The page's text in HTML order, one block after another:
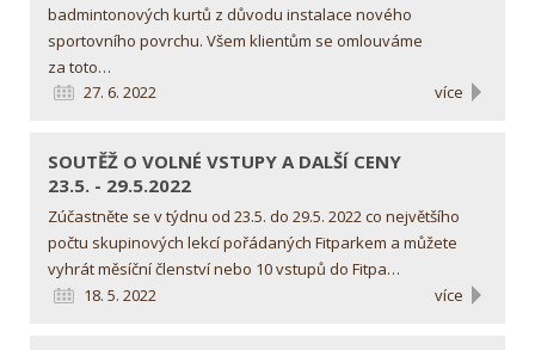
badmintonových kurtů z důvodu instalace nového
sportovního povrchu. Všem klientům se omlouváme
za toto…
27. 6. 2022
více
SOUTĚŽ O VOLNÉ VSTUPY A DALŠÍ CENY
23.5. - 29.5.2022
Zúčastněte se v týdnu od 23.5. do 29.5. 2022 co největšího
počtu skupinových lekcí pořádaných Fitparkem a můžete
vyhrát měsíční členství nebo 10 vstupů do Fitpa…
18. 5. 2022
více